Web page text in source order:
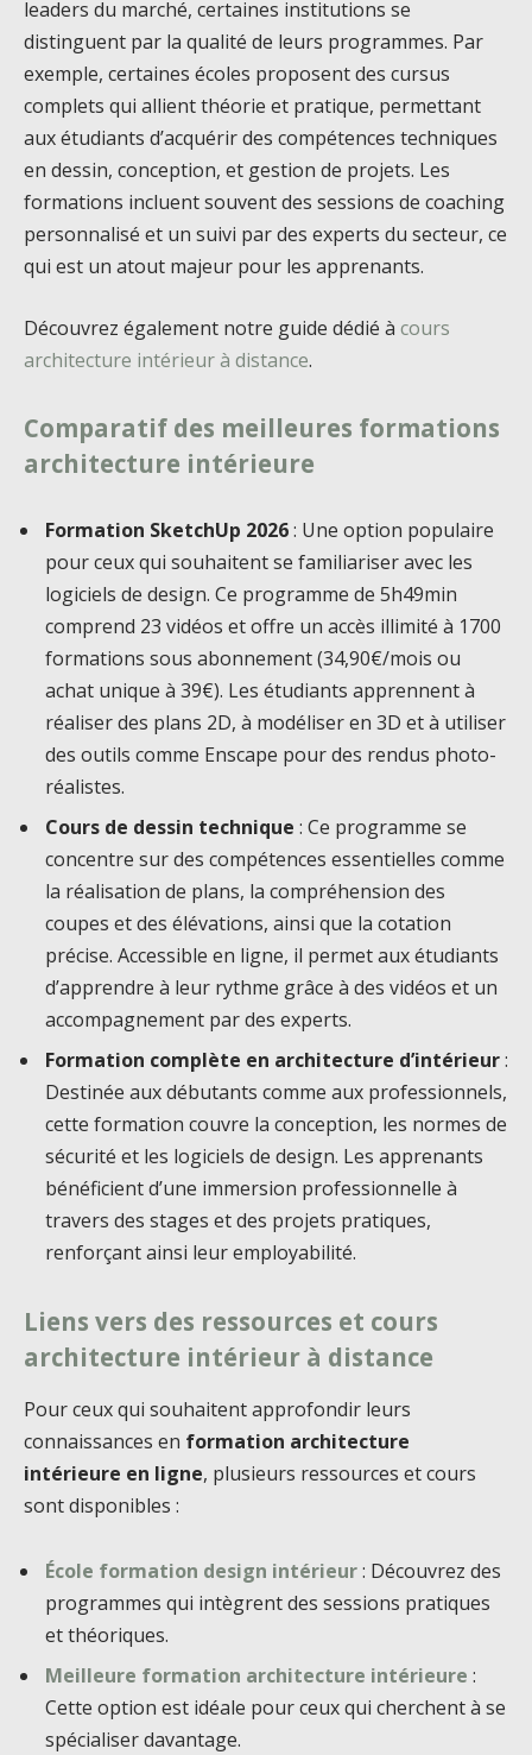
leaders du marché, certaines institutions se
distinguent par la qualité de leurs programmes. Par
exemple, certaines écoles proposent des cursus
complets qui allient théorie et pratique, permettant
aux étudiants d’acquérir des compétences techniques
en dessin, conception, et gestion de projets. Les
formations incluent souvent des sessions de coaching
personnalisé et un suivi par des experts du secteur, ce
qui est un atout majeur pour les apprenants.
Découvrez également notre guide dédié à cours
architecture intérieur à distance.
Comparatif des meilleures formations
architecture intérieure
Formation SketchUp 2026: Une option populaire
pour ceux qui souhaitent se familiariser avec les
logiciels de design. Ce programme de 5h49min
comprend 23 vidéos et offre un accès illimité à 1700
formations sous abonnement (34,90€/mois ou
achat unique à 39€). Les étudiants apprennent à
réaliser des plans 2D, à modéliser en 3D et à utiliser
des outils comme Enscape pour des rendus photo-
réalistes.
Cours de dessin technique : Ce programme se
concentre sur des compétences essentielles comme
la réalisation de plans, la compréhension des
coupes et des élévations, ainsi que la cotation
précise. Accessible en ligne, il permet aux étudiants
d’apprendre à leur rythme grâce à des vidéos et un
accompagnement par des experts.
Formation complète en architecture d’intérieur:
Destinée aux débutants comme aux professionnels,
cette formation couvre la conception, les normes de
sécurité et les logiciels de design. Les apprenants
bénéficient d’une immersion professionnelle à
travers des stages et des projets pratiques,
renforçant ainsi leur employabilité.
Liens vers des ressources et cours
architecture intérieur à distance
Pour ceux qui souhaitent approfondir leurs
connaissances en formation architecture
intérieure en ligne, plusieurs ressources et cours
sont disponibles :
École formation design intérieur: Découvrez des
programmes qui intègrent des sessions pratiques
et théoriques.
Meilleure formation architecture intérieure :
Cette option est idéale pour ceux qui cherchent à se
spécialiser davantage.